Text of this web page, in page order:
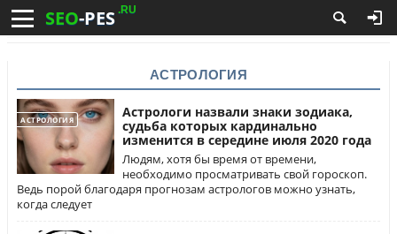
SEO-PES .RU
АСТРОЛОГИЯ
АСТРОЛОГИЯ
Астрологи назвали знаки зодиака,
судьба которых кардинально
изменится в середине июля 2020 года
Людям, хотя бы время от времени,
необходимо просматривать свой гороскоп.
Ведь порой благодаря прогнозам астрологов можно узнать,
когда следует